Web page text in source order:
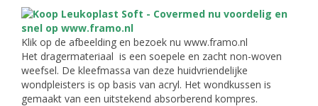
Klik op de afbeelding en bezoek nu www.framo.nl
Het dragermateriaal is een soepele en zacht non-woven
weefsel. De kleefmassa van deze huidvriendelijke
wondpleisters is op basis van acryl. Het wondkussen is
gemaakt van een uitstekend absorberend kompres.